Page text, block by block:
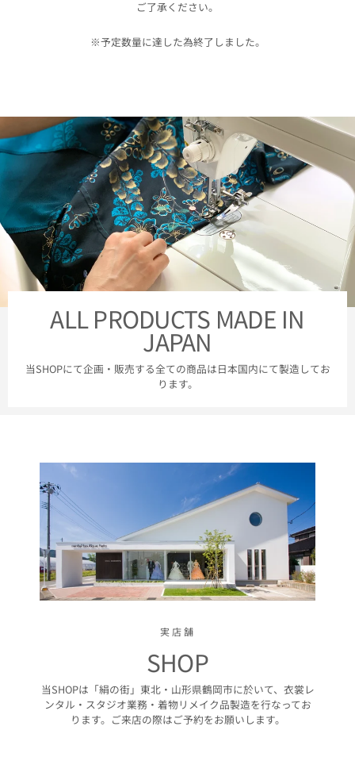
ご了承ください。
※予定数量に達した為終了しました。
ALL PRODUCTS MADE IN
JAPAN
当SHOPにて企画・販売する全ての商品は日本国内にて製造してお
ります。
実店舗
SHOP
当SHOPは「絹の街」東北・山形県鶴岡市に於いて、衣裳レ
ンタル・スタジオ業務・着物リメイク品製造を行なってお
ります。ご来店の際はご予約をお願いします。